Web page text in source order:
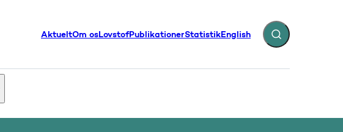
AktueltOm osLovstofPublikationerStatistikEnglish Fold søgefelt ud
puljer og bevillinger - Flere links